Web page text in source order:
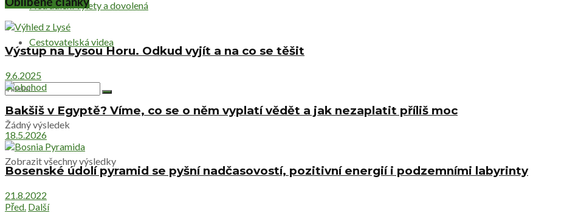
Netradiční výlety a dovolená
Cestovatelská videa
Žádný výsledek
Zobrazit všechny výsledky
Výstup na Lysou Horu. Odkud vyjít a na co se těšit
9.6.2025
Bakšiš v Egyptě? Víme, co se o něm vyplatí vědět a jak nezaplatit příliš moc
18.5.2026
Bosenské údolí pyramid se pyšní nadčasovostí, pozitivní energií i podzemními labyrinty
21.8.2022
Před. Další